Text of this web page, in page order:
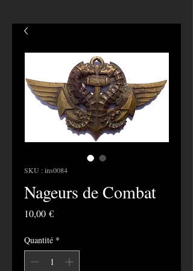
SKU : ins0084
Nageurs de Combat
10,00 €Prix
Quantité *